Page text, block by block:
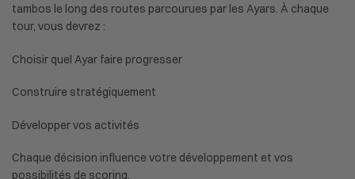
tambos le long des routes parcourues par les Ayars. À chaque
tour, vous devrez :
Choisir quel Ayar faire progresser
Construire stratégiquement
Développer vos activités
Chaque décision influence votre développement et vos
possibilités de scoring.